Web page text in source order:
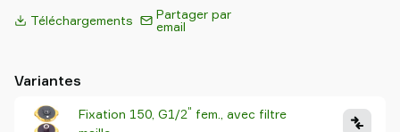
Téléchargements
Partager par
email
Variantes
Fixation 150, G1/2" fem., avec filtre